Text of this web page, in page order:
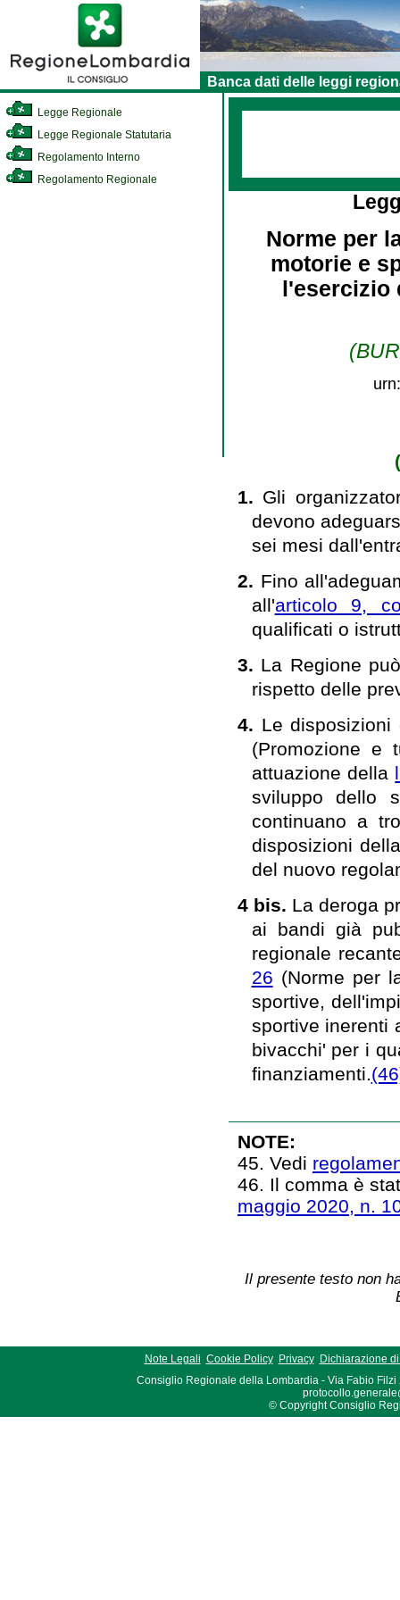
Banca dati delle leggi
Legge Regionale
Legge Regionale Statutaria
Regolamento Interno
Regolamento Regionale
Norme per
motorie e
1. Gli
devono
sei mesi
2. Fino
all'articolo 9,
qualificati o
3. La Regione
rispetto delle
4. Le
(Promozione e
attuazione della
sviluppo dello
continuano a
disposizioni
del nuovo
4 bis. La deroga
ai bandi già
regionale
26 (Norme per
sportive,
sportive inerenti
bivacchi' per i
finanziamenti.
NOTE:
45. Vedi
46. Il comma è
maggio 2020, n.
Il presente testo non
Note Legali Cookie Policy Privacy
Dichiarazione
Consiglio Regionale della Lombardia - Via Fabio Filzi
© Copyright Consiglio